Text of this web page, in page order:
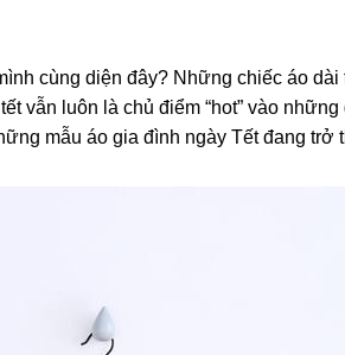
cùng diện đây? Những chiếc áo dài
vẫn luôn là chủ điểm “hot” vào
mẫu áo gia đình ngày Tết đang trở